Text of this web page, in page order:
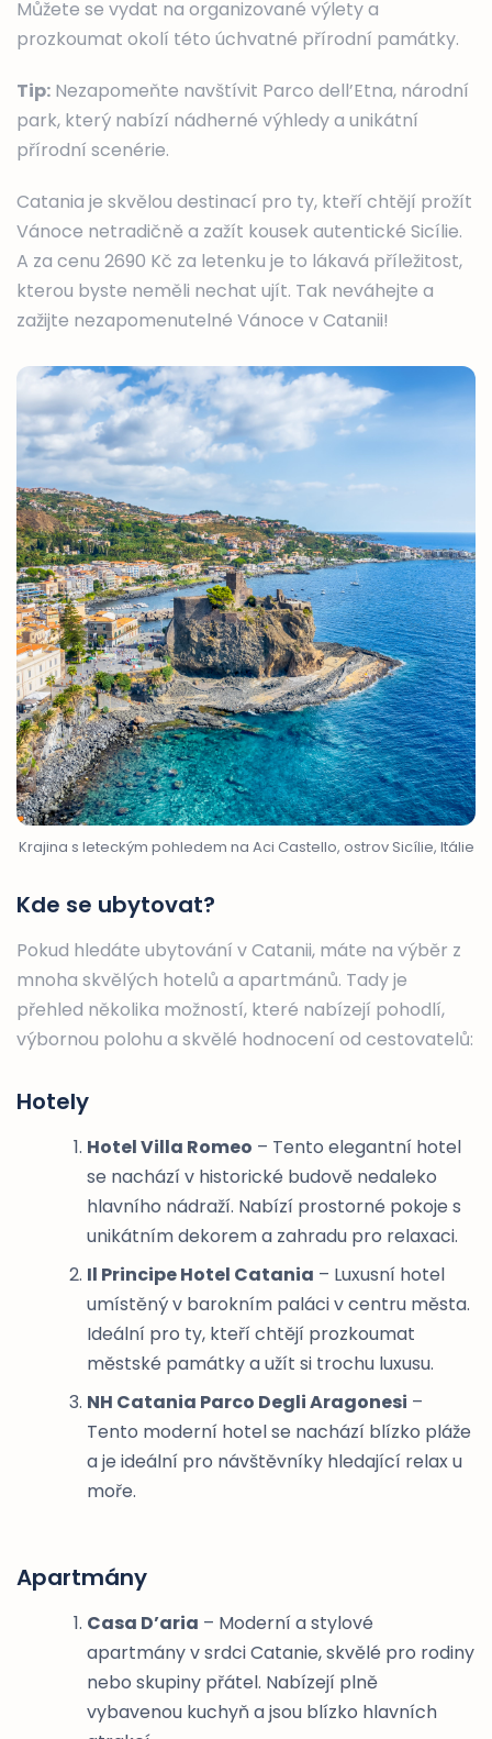
Můžete se vydat na organizované výlety a
prozkoumat okolí této úchvatné přírodní památky.
Tip: Nezapomeňte navštívit Parco dell’Etna, národní
park, který nabízí nádherné výhledy a unikátní
přírodní scenérie.
Catania je skvělou destinací pro ty, kteří chtějí prožít
Vánoce netradičně a zažít kousek autentické Sicílie.
A za cenu 2690 Kč za letenku je to lákavá příležitost,
kterou byste neměli nechat ujít. Tak neváhejte a
zažijte nezapomenutelné Vánoce v Catanii!
Krajina s leteckým pohledem na Aci Castello, ostrov Sicílie, Itálie
Kde se ubytovat?
Pokud hledáte ubytování v Catanii, máte na výběr z
mnoha skvělých hotelů a apartmánů. Tady je
přehled několika možností, které nabízejí pohodlí,
výbornou polohu a skvělé hodnocení od cestovatelů:
Hotely
Hotel Villa Romeo – Tento elegantní hotel
se nachází v historické budově nedaleko
hlavního nádraží. Nabízí prostorné pokoje s
unikátním dekorem a zahradu pro relaxaci.
Il Principe Hotel Catania – Luxusní hotel
umístěný v barokním paláci v centru města.
Ideální pro ty, kteří chtějí prozkoumat
městské památky a užít si trochu luxusu.
NH Catania Parco Degli Aragonesi –
Tento moderní hotel se nachází blízko pláže
a je ideální pro návštěvníky hledající relax u
moře.
Apartmány
Casa D’aria – Moderní a stylové
apartmány v srdci Catanie, skvělé pro rodiny
nebo skupiny přátel. Nabízejí plně
vybavenou kuchyň a jsou blízko hlavních